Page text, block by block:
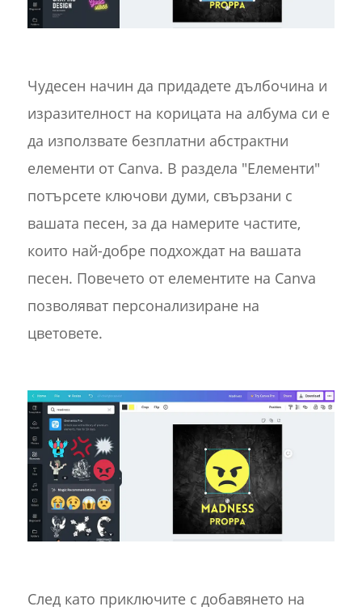
Чудесен начин да придадете дълбочина и
изразителност на корицата на албума си е
да използвате безплатни абстрактни
елементи от Canva. В раздела "Елементи"
потърсете ключови думи, свързани с
вашата песен, за да намерите частите,
които най-добре подхождат на вашата
песен. Повечето от елементите на Canva
позволяват персонализиране на
цветовете.
След като приключите с добавянето на